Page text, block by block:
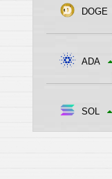
DOGE
ADA
SOL